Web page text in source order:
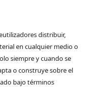
distribuir,
en cualquier medio o
siempre y cuando se
o construye sobre el
bajo términos